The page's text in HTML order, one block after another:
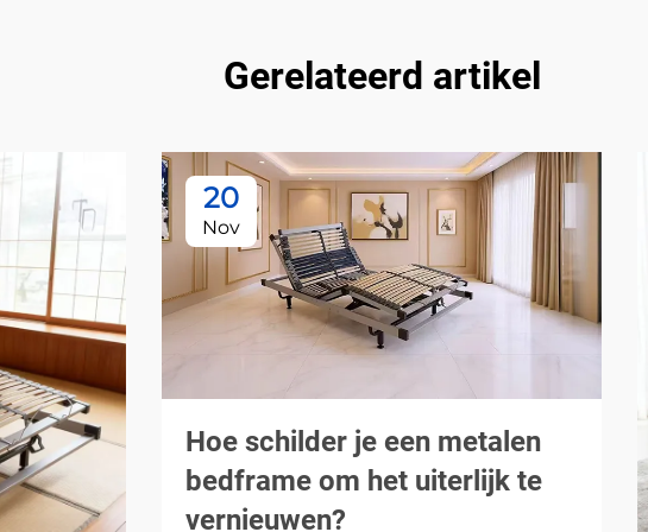
Gerelateerd artikel
20
Nov
Hoe schilder je een metalen
bedframe om het uiterlijk te
vernieuwen?